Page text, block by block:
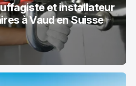
et installateur
à Vaud en Suisse